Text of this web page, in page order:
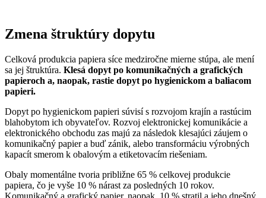
Zmena štruktúry dopytu
Celková produkcia papiera síce medziročne mierne stúpa, ale mení
sa jej štruktúra. Klesá dopyt po komunikačných a grafických
papieroch a, naopak, rastie dopyt po hygienickom a baliacom
papieri.
Dopyt po hygienickom papieri súvisí s rozvojom krajín a rastúcim
blahobytom ich obyvateľov. Rozvoj elektronickej komunikácie a
elektronického obchodu zas majú za následok klesajúci záujem o
komunikačný papier a buď zánik, alebo transformáciu výrobných
kapacít smerom k obalovým a etiketovacím riešeniam.
Obaly momentálne tvoria približne 65 % celkovej produkcie
papiera, čo je vyše 10 % nárast za posledných 10 rokov.